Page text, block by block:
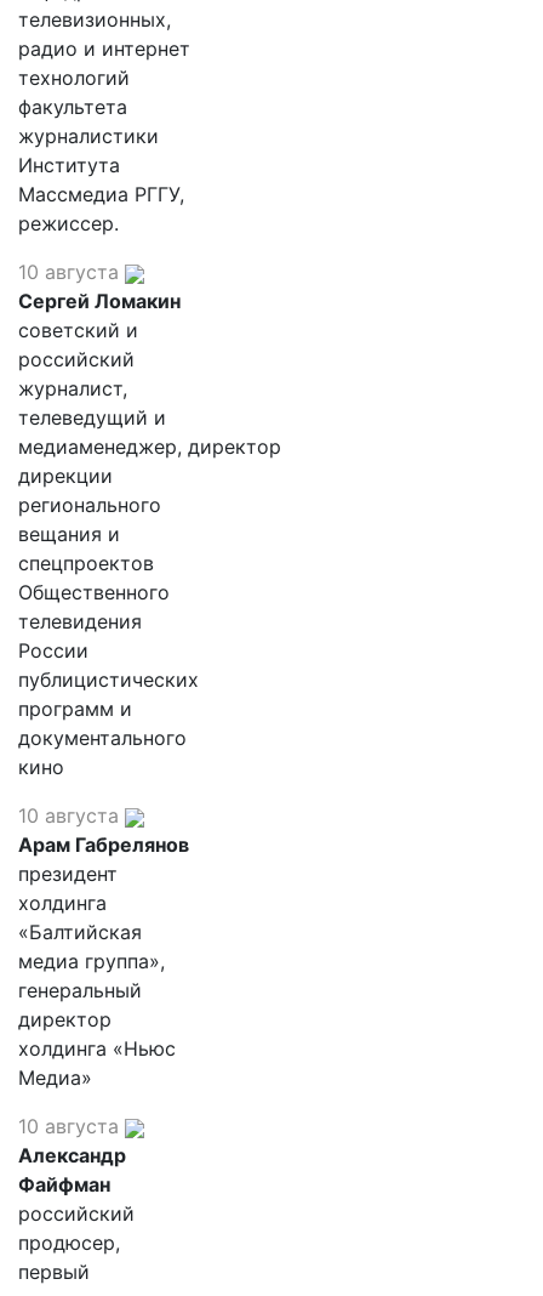
телевизионных,
радио и интернет
технологий
факультета
журналистики
Института
Массмедиа РГГУ,
режиссер.
10 августа
Сергей Ломакин
советский и
российский
журналист,
телеведущий и
медиаменеджер, директор
дирекции
регионального
вещания и
спецпроектов
Общественного
телевидения
России
публицистических
программ и
документального
кино
10 августа
Арам Габрелянов
президент
холдинга
«Балтийская
медиа группа»,
генеральный
директор
холдинга «Ньюс
Медиа»
10 августа
Александр
Файфман
российский
продюсер,
первый